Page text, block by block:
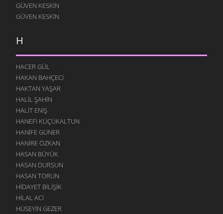
GÜVEN KESKIN
GÜVEN KESKIN
H
HACER GÜL
HAKAN BAHÇECI
HAKTAN YAŞAR
HALIL ŞAHIN
HALIT ENIŞ
HANEFI KÜÇÜKALTUN
HANIFE GÜNER
HANIRE ÖZKAN
HASAN BÜYÜK
HASAN DURSUN
HASAN TORUN
HIDAYET BILIŞIK
HILAL ACI
HÜSEYIN GEZER